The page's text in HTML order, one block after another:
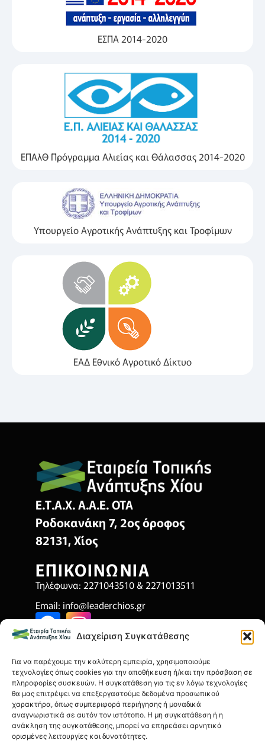
Διαχείριση Συγκατάθεσης
Για να παρέχουμε την καλύτερη εμπειρία, χρησιμοποιούμε
τεχνολογίες όπως cookies για την αποθήκευση ή/και την πρόσβαση σε
πληροφορίες συσκευών. Η συγκατάθεση για τις εν λόγω τεχνολογίες
θα μας επιτρέψει να επεξεργαστούμε δεδομένα προσωπικού
χαρακτήρα, όπως συμπεριφορά περιήγησης ή μοναδικά
αναγνωριστικά σε αυτόν τον ιστότοπο. Η μη συγκατάθεση ή η
ανάκληση της συγκατάθεσης, μπορεί να επηρεάσει αρνητικά
ορισμένες λειτουργίες και δυνατότητες.
ΕΣΠΑ 2014-2020
ΕΠΑλΘ Πρόγραμμα Αλιείας και Θάλασσας 2014-2020
Υπουργείο Αγροτικής Ανάπτυξης και Τροφίμων
ΕΑΔ Εθνικό Αγροτικό Δίκτυο
Ε.Τ.Α.Χ. Α.Α.Ε. ΟΤΑ
Ροδοκανάκη 7, 2ος όροφος
82131, Χίος
ΕΠΙΚΟΙΝΩΝΙΑ
Τηλέφωνα: 2271043510 & 2271013511
Email: info@leaderchios.gr
ΧΡΗΣΙΜΑ
Όροι Χρήσης
Πολιτική Απορρήτου
Πολιτική Cookies
Οικονομικά Στοιχεία